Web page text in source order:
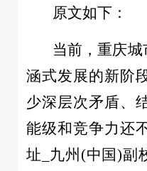
原文如下：
当前，重庆
涵式发展的新阶
少深层次矛盾、
能级和竞争力还
址_九州(中国)副